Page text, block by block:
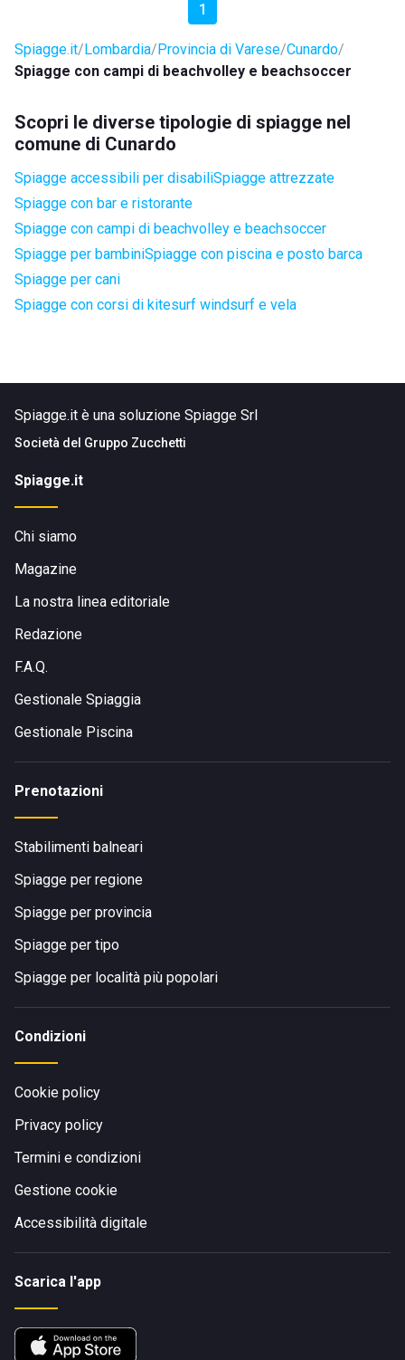
1
Spiagge.it Lombardia Provincia di Varese Cunardo
Spiagge con campi di beachvolley e beachsoccer
Scopri le diverse tipologie di spiagge nel
comune di Cunardo
Spiagge accessibili per disabiliSpiagge attrezzate
Spiagge con bar e ristorante
Spiagge con campi di beachvolley e beachsoccer
Spiagge per bambiniSpiagge con piscina e posto barca
Spiagge per cani
Spiagge con corsi di kitesurf windsurf e vela
Spiagge.it è una soluzione Spiagge Srl
Società del Gruppo Zucchetti
Spiagge.it
Chi siamo
Magazine
La nostra linea editoriale
Redazione
F.A.Q.
Gestionale Spiaggia
Gestionale Piscina
Prenotazioni
Stabilimenti balneari
Spiagge per regione
Spiagge per provincia
Spiagge per tipo
Spiagge per località più popolari
Condizioni
Cookie policy
Privacy policy
Termini e condizioni
Gestione cookie
Accessibilità digitale
Scarica l'app